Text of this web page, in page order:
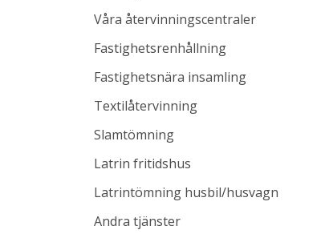
Våra återvinningscentraler
Fastighetsrenhållning
Fastighetsnära insamling
Textilåtervinning
Slamtömning
Latrin fritidshus
Latrintömning husbil/husvagn
Andra tjänster